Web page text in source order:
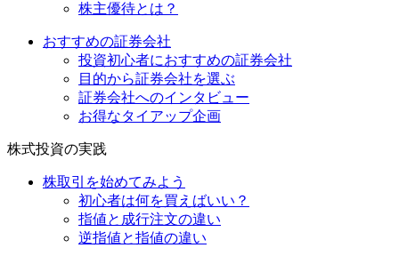
株主優待とは？
おすすめの証券会社
投資初心者におすすめの証券会社
目的から証券会社を選ぶ
証券会社へのインタビュー
お得なタイアップ企画
株式投資の実践
株取引を始めてみよう
初心者は何を買えばいい？
指値と成行注文の違い
逆指値と指値の違い